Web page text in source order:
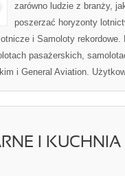
zarówno ludzie z branży,
poszerzać horyzonty
i Samoloty rekordowe.
pasażerskich,
i General Aviation.
I KUCHNIA